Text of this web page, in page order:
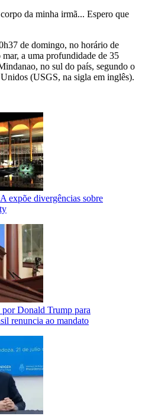
da minha irmã... Espero que
de domingo, no horário de
a uma profundidade de 35
no sul do país, segundo o
(USGS, na sigla em inglês).
expõe divergências sobre
Donald Trump para
renuncia ao mandato